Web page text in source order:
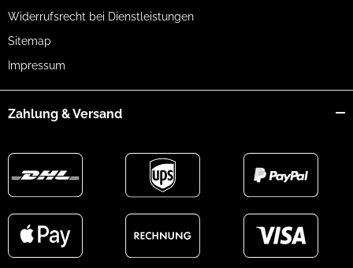
Widerrufsrecht bei Dienstleistungen
Sitemap
Impressum
Zahlung & Versand